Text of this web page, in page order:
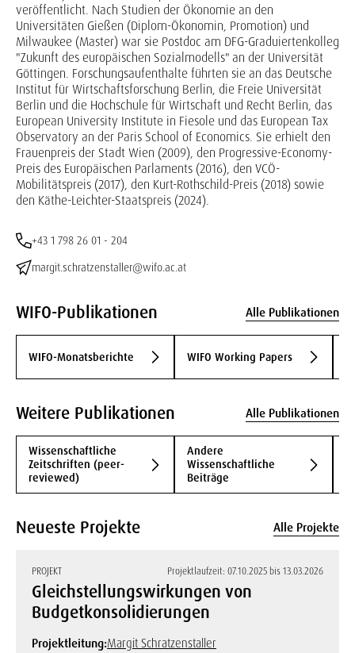
veröffentlicht. Nach Studien der Ökonomie an den
Universitäten Gießen (Diplom-Ökonomin, Promotion) und
Milwaukee (Master) war sie Postdoc am DFG-Graduiertenkolleg
"Zukunft des europäischen Sozialmodells" an der Universität
Göttingen. Forschungsaufenthalte führten sie an das Deutsche
Institut für Wirtschaftsforschung Berlin, die Freie Universität
Berlin und die Hochschule für Wirtschaft und Recht Berlin, das
European University Institute in Fiesole und das European Tax
Observatory an der Paris School of Economics. Sie erhielt den
Frauenpreis der Stadt Wien (2009), den Progressive-Economy-
Preis des Europäischen Parlaments (2016), den VCÖ-
Mobilitätspreis (2017), den Kurt-Rothschild-Preis (2018) sowie
den Käthe-Leichter-Staatspreis (2024).
+43 1 798 26 01 - 204
margit.schratzenstaller@wifo.ac.at
WIFO-Publikationen Alle Publikationen
WIFO-Monatsberichte WIFO Working Papers
Weitere Publikationen Alle Publikationen
Wissenschaftliche
Zeitschriften (peer-
reviewed)
Andere
Wissenschaftliche
Beiträge
Neueste Projekte Alle Projekte
PROJEKT Projektlaufzeit: 07.10.2025 bis 13.03.2026
Gleichstellungswirkungen von
Budgetkonsolidierungen
Projektleitung:Margit Schratzenstaller